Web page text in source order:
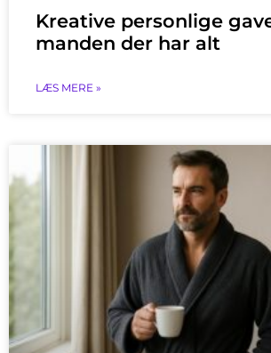
Kreative personlige
manden der har alt
LÆS MERE »